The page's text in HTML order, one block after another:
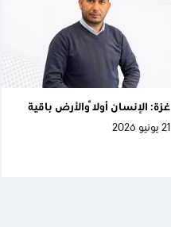
غزة: الإنسان أولاً والأرض باقية
21 يونيو 2026